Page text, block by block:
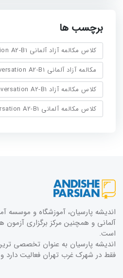
برچسب ها
کلاس مکالمه آزاد آلمانی Konversation A2-B1
مکالمه آزاد آلمانی Konversation A2-B1
کلاس مکالمه آزاد Konversation A2-B1
کلاس مکالمه آلمانی Konversation A2-B1
اندیشه پارسیان، آموزشگاه و موسسه
است.
اندیشه پارسیان به عنوان تخصصی
فقط در شهرک غرب تهران فعالیت دارد